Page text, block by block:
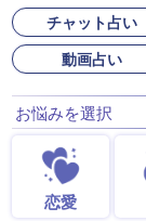
チャット占い
動画占い
お悩みを選択
恋愛